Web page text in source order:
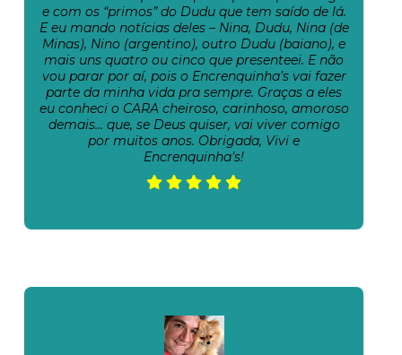
e com os “primos” do Dudu que tem saído de lá.
E eu mando notícias deles – Nina, Dudu, Nina (de
Minas), Nino (argentino), outro Dudu (baiano), e
mais uns quatro ou cinco que presenteei. E não
vou parar por aí, pois o Encrenquinha’s vai fazer
parte da minha vida pra sempre. Graças a eles
eu conheci o CARA cheiroso, carinhoso, amoroso
demais… que, se Deus quiser, vai viver comigo
por muitos anos. Obrigada, Vivi e
Encrenquinha’s!